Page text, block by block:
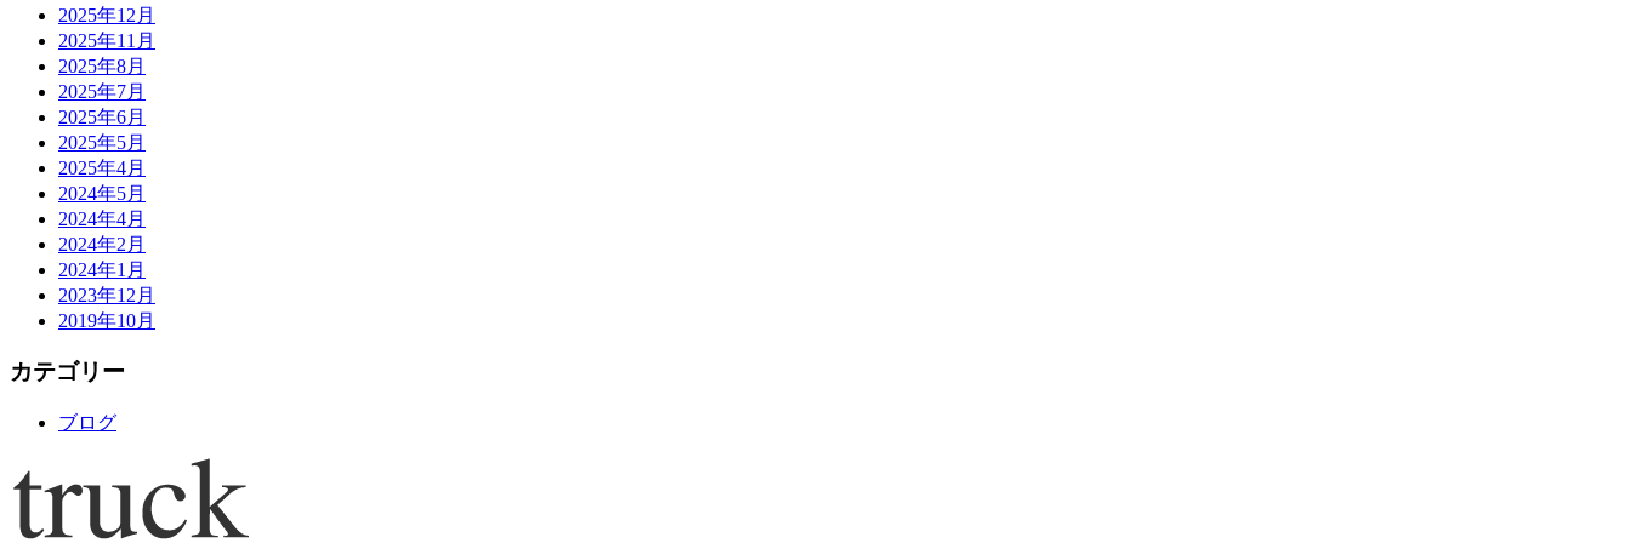
2025年12月
2025年11月
2025年8月
2025年7月
2025年6月
2025年5月
2025年4月
2024年5月
2024年4月
2024年2月
2024年1月
2023年12月
2019年10月
カテゴリー
ブログ